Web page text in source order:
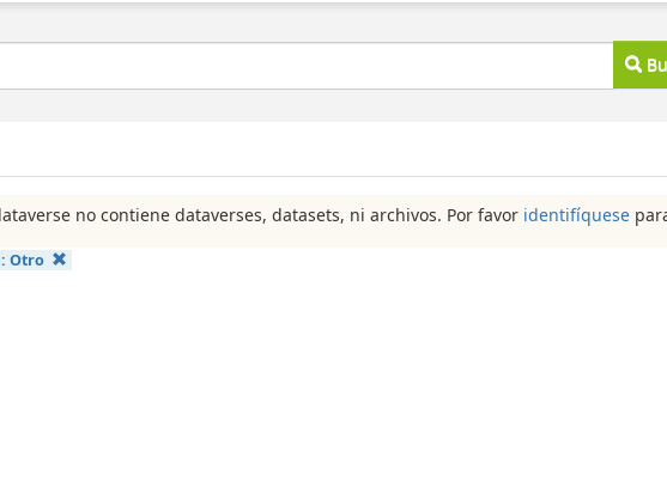
no contiene dataverses, datasets, ni archivos. Por favor identifíquese
Otro